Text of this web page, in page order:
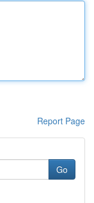
Report Page
Go